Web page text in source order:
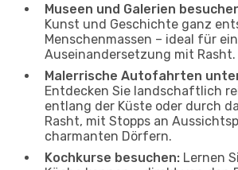
Museen und Galerien
Kunst und Geschichte ganz
Menschenmassen – ideal für
Auseinandersetzung mit Rasht.
Malerrische Autofahrten
Entdecken Sie landschaftlich
entlang der Küste oder durch
Rasht, mit Stopps an
charmanten Dörfern.
Kochkurse besuchen: Lernen